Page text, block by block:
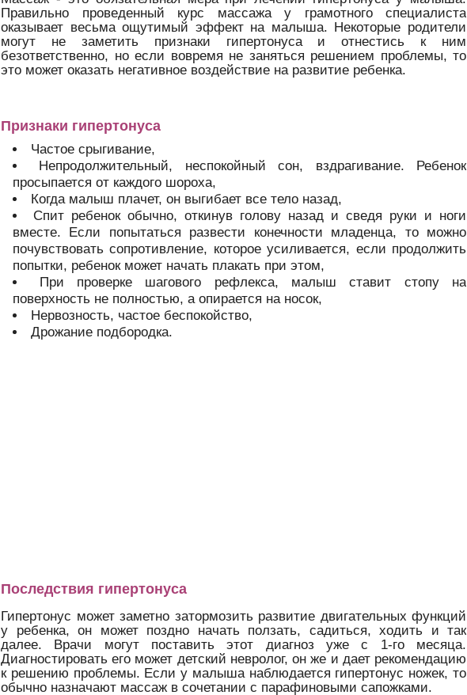
Правильно проведенный курс массажа у грамотного специалиста
оказывает весьма ощутимый эффект на малыша. Некоторые родители
могут не заметить признаки гипертонуса и отнестись к ним
безответственно, но если вовремя не заняться решением проблемы, то
это может оказать негативное воздействие на развитие ребенка.
Признаки гипертонуса
Частое срыгивание,
Непродолжительный, неспокойный сон, вздрагивание. Ребенок
просыпается от каждого шороха,
Когда малыш плачет, он выгибает все тело назад,
Спит ребенок обычно, откинув голову назад и сведя руки и ноги
вместе. Если попытаться развести конечности младенца, то можно
почувствовать сопротивление, которое усиливается, если продолжить
попытки, ребенок может начать плакать при этом,
При проверке шагового рефлекса, малыш ставит стопу на
поверхность не полностью, а опирается на носок,
Нервозность, частое беспокойство,
Дрожание подбородка.
Последствия гипертонуса
Гипертонус может заметно затормозить развитие двигательных функций
у ребенка, он может поздно начать ползать, садиться, ходить и так
далее. Врачи могут поставить этот диагноз уже с 1-го месяца.
Диагностировать его может детский невролог, он же и дает рекомендацию
к решению проблемы. Если у малыша наблюдается гипертонус ножек, то
обычно назначают массаж в сочетании с парафиновыми сапожками.